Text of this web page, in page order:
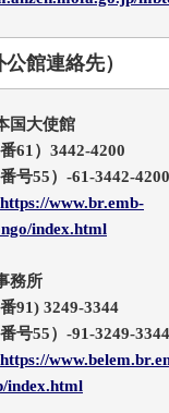
公館連絡先）
国大使館
61）3442-4200
号55）-61-3442-4200
https://www.br.emb-
index.html
務所
91) 3249-3344
号55）-91-3249-3344
https://
index.html